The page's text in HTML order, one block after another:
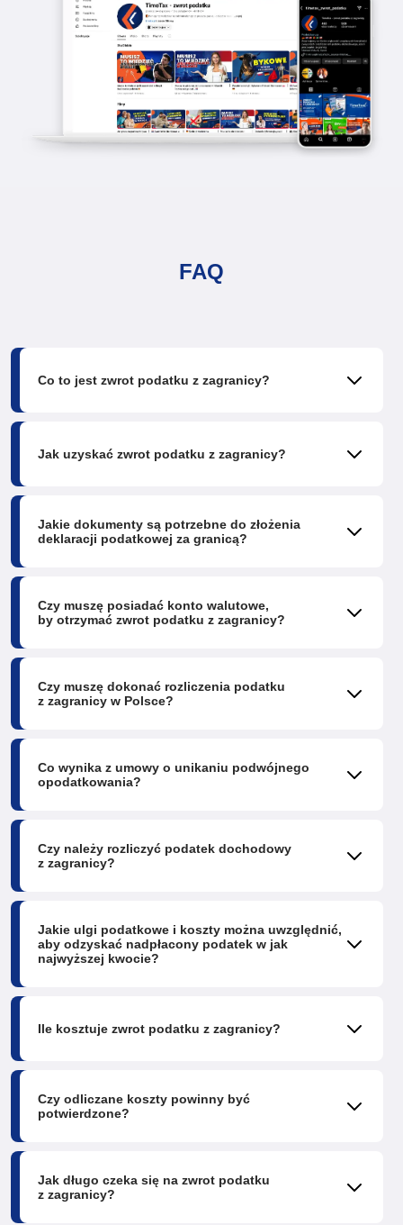
FAQ
Co to jest zwrot podatku z zagranicy?
Jak uzyskać zwrot podatku z zagranicy?
Jakie dokumenty są potrzebne do złożenia
deklaracji podatkowej za granicą?
Czy muszę posiadać konto walutowe,
by otrzymać zwrot podatku z zagranicy?
Czy muszę dokonać rozliczenia podatku
z zagranicy w Polsce?
Co wynika z umowy o unikaniu podwójnego
opodatkowania?
Czy należy rozliczyć podatek dochodowy
z zagranicy?
Jakie ulgi podatkowe i koszty można uwzględnić,
aby odzyskać nadpłacony podatek w jak
najwyższej kwocie?
Ile kosztuje zwrot podatku z zagranicy?
Czy odliczane koszty powinny być
potwierdzone?
Jak długo czeka się na zwrot podatku
z zagranicy?